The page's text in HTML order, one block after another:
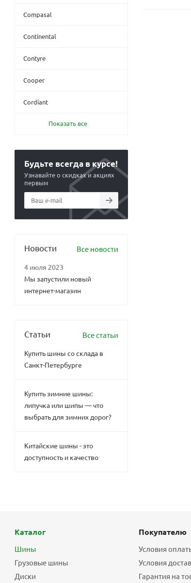
Compasal
Continental
Contyre
Cooper
Cordiant
Показать все
Будьте всегда в курсе!
Узнавайте о скидках и акциях
первым
Новости Все новости
4 июля 2023
Мы запустили новый
интернет-магазин
Статьи Все статьи
Купить шины со склада в
Санкт-Петербурге
Купить зимние шины:
липучка или шипы — что
выбрать для зимних дорог?
Китайские шины - это
доступность и качество
Каталог
Шины
Грузовые шины
Диски
Покупателю
Условия
Условия
Гарантия на